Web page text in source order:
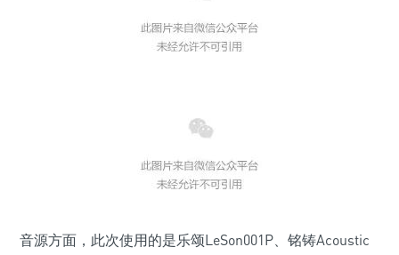
音源方面，此次使用的是乐颂LeSon001P、铭铸Acoustic